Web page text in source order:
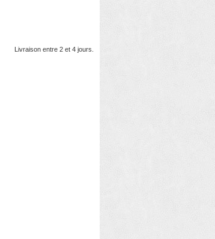
Livraison entre 2 et 4 jours.